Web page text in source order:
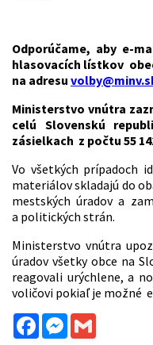
Odporúčame, aby e-
hlasovacích lístkov
na adresu
Ministerstvo vnútra
celú Slovenskú
zásielkach z počtu 55
Vo všetkých prípadoch
materiálov skladajú do
mestských úradov a
a politických strán.
Ministerstvo vnútra
úradov všetky obce na
reagovali urýchlene, a
voličovi pokiaľ je možné
FacebookMessenger